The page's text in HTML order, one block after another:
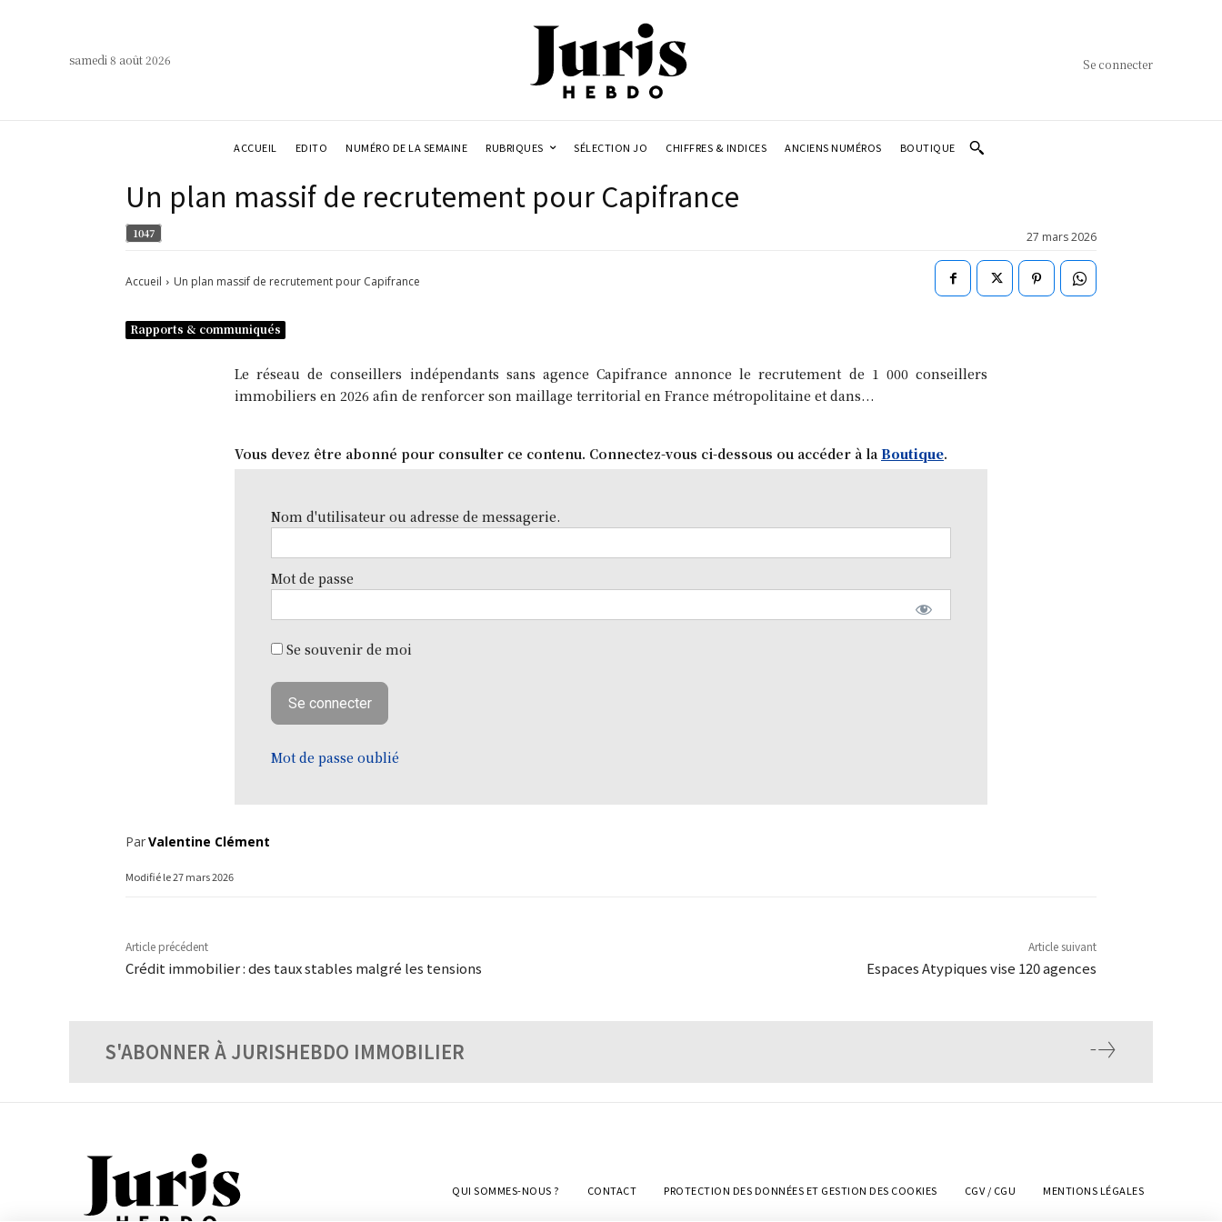
samedi 8 août 2026 Se connecter
ACCUEIL EDITO NUMÉRO DE LA SEMAINE RUBRIQUES SÉLECTION JO CHIFFRES & INDICES ANCIENS NUMÉROS BOUTIQUE
Un plan massif de recrutement pour Capifrance
1047 27 mars 2026
Accueil Un plan massif de recrutement pour Capifrance
Rapports & communiqués
Le réseau de conseillers indépendants sans agence Capifrance annonce le recrutement de 1 000 conseillers
immobiliers en 2026 afin de renforcer son maillage territorial en France métropolitaine et dans...
Vous devez être abonné pour consulter ce contenu. Connectez-vous ci-dessous ou accéder à la Boutique.
Nom d'utilisateur ou adresse de messagerie.
Mot de passe
Se souvenir de moi
Mot de passe oublié
ParValentine Clément
Modifié le27 mars 2026
Article précédent
Crédit immobilier : des taux stables malgré les tensions
Article suivant
Espaces Atypiques vise 120 agences
S'ABONNER À JURISHEBDO IMMOBILIER
QUI SOMMES-NOUS ? CONTACT PROTECTION DES DONNÉES ET GESTION DES COOKIES CGV / CGU MENTIONS LÉGALES